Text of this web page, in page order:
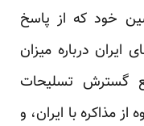
خود که از پاسخ
درباره میزان
منع گسترش تسلیحات
مذاکره با ایران، و